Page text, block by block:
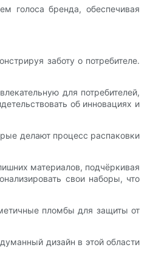
голоса бренда, обеспечивая
заботу о потребителе.
для потребителей,
об инновациях и
делают процесс распаковки
материалов, подчёркивая
свои наборы, что
пломбы для защиты от
дизайн в этой области